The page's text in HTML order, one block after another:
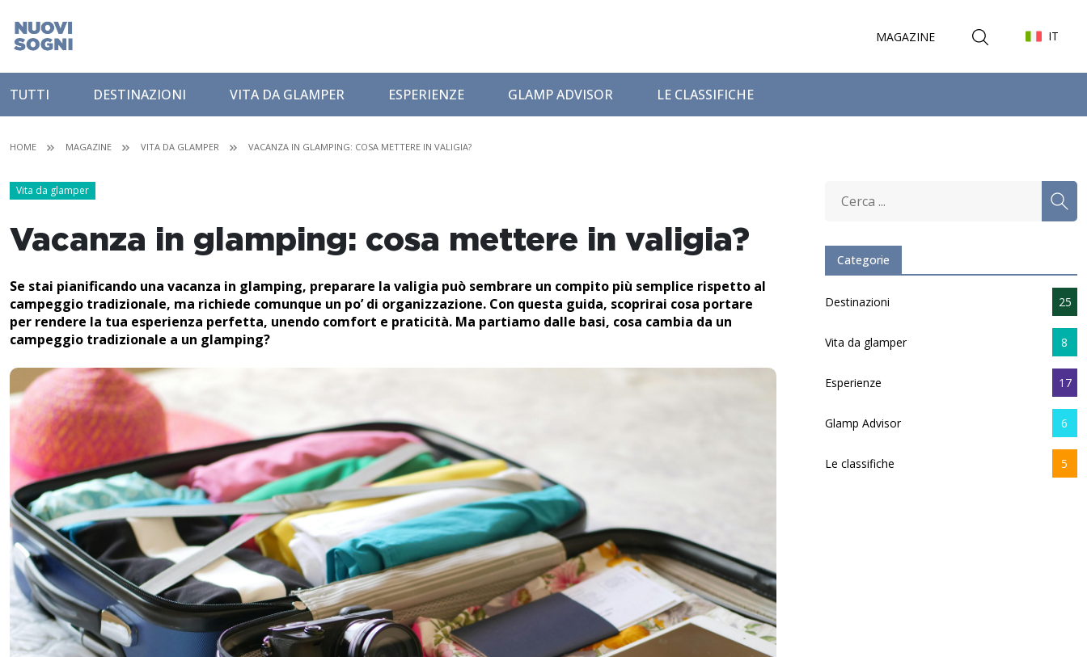
MAGAZINE IT
TUTTI DESTINAZIONI VITA DA GLAMPER ESPERIENZE GLAMP ADVISOR LE CLASSIFICHE
HOME MAGAZINE VITA DA GLAMPER VACANZA IN GLAMPING: COSA METTERE IN VALIGIA?
Vita da glamper
Vacanza in glamping: cosa mettere in valigia?
Se stai pianificando una vacanza in glamping, preparare la valigia può sembrare un compito più semplice rispetto al
campeggio tradizionale, ma richiede comunque un po’ di organizzazione. Con questa guida, scoprirai cosa portare
per rendere la tua esperienza perfetta, unendo comfort e praticità. Ma partiamo dalle basi, cosa cambia da un
campeggio tradizionale a un glamping?
Categorie
Destinazioni 25
Vita da glamper 8
Esperienze 17
Glamp Advisor 6
Le classifiche 5